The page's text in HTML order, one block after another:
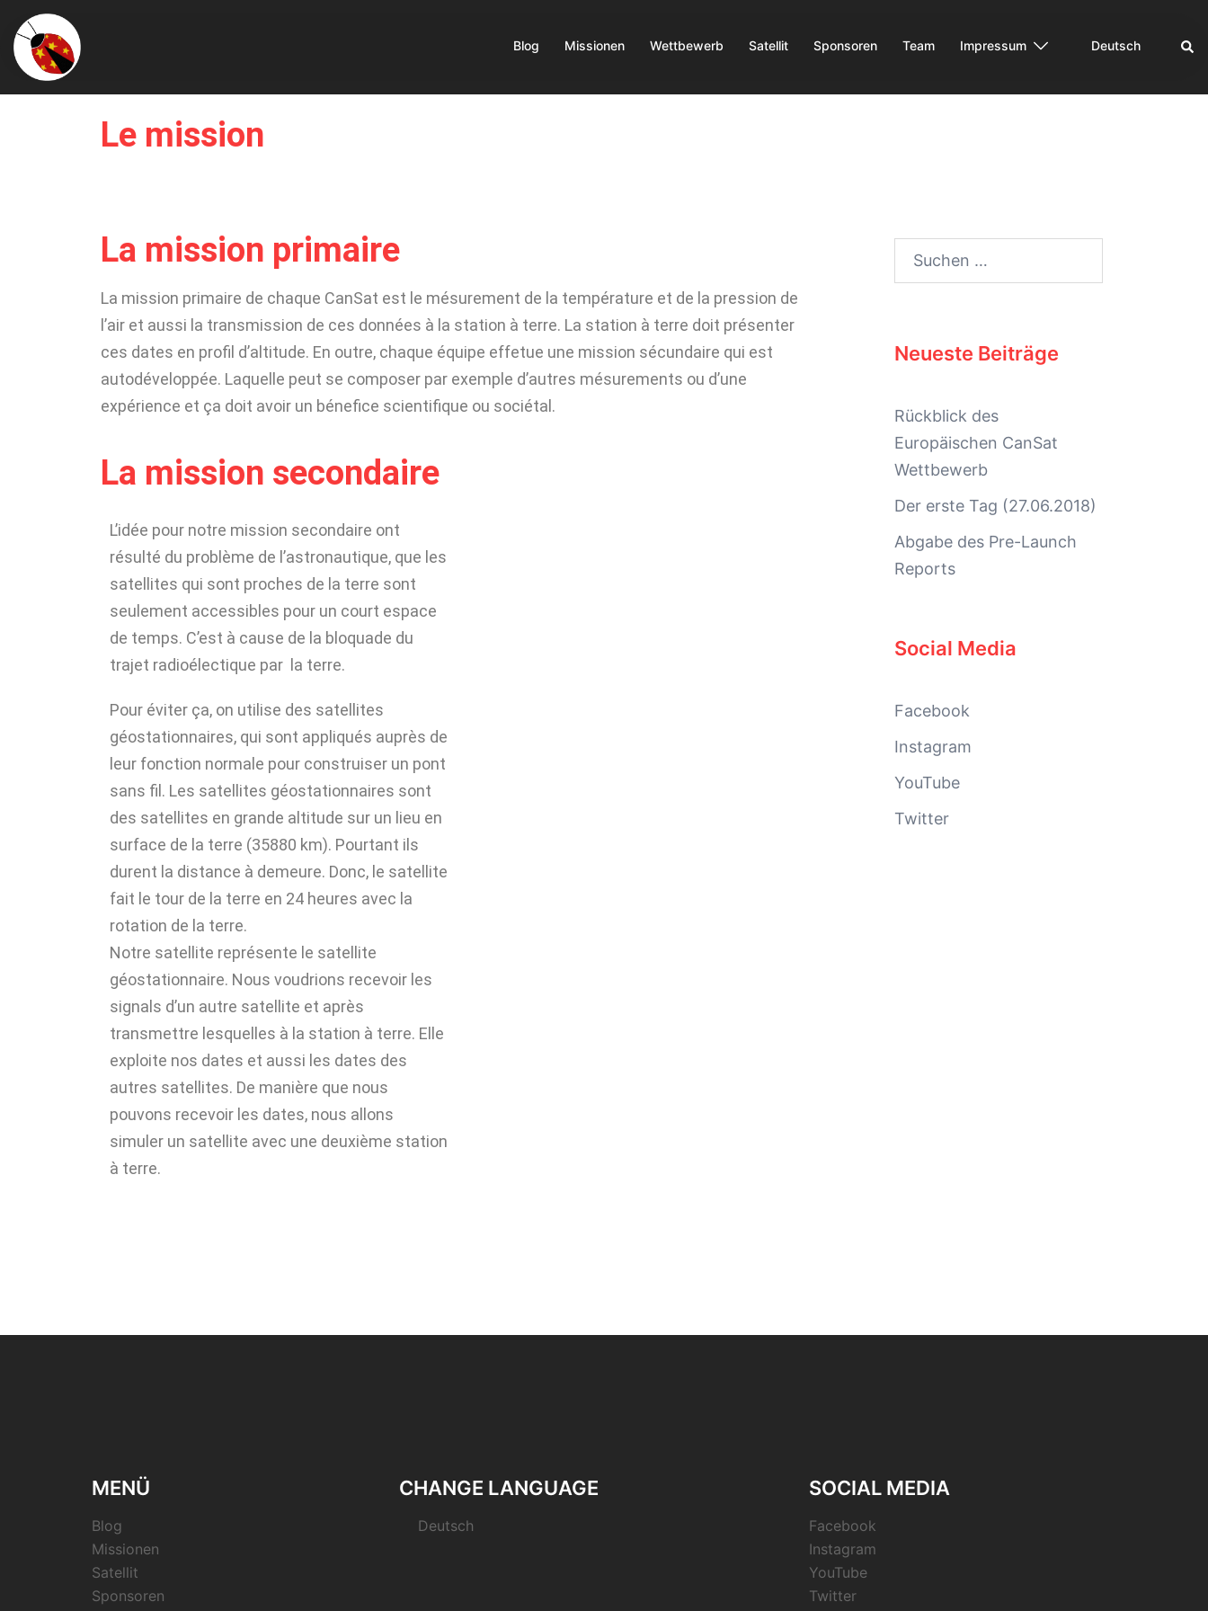
Blog Missionen Wettbewerb Satellit Sponsoren Team Impressum Deutsch
Le mission
La mission primaire
La mission primaire de chaque CanSat est le mésurement de la température et de la pression de
l’air et aussi la transmission de ces données à la station à terre. La station à terre doit présenter
ces dates en profil d’altitude. En outre, chaque équipe effetue une mission sécundaire qui est
autodéveloppée. Laquelle peut se composer par exemple d’autres mésurements ou d’une
expérience et ça doit avoir un bénefice scientifique ou sociétal.
La mission secondaire
L’idée pour notre mission secondaire ont
résulté du problème de l’astronautique, que les
satellites qui sont proches de la terre sont
seulement accessibles pour un court espace
de temps. C’est à cause de la bloquade du
trajet radioélectique par la terre.
Pour éviter ça, on utilise des satellites
géostationnaires, qui sont appliqués auprès de
leur fonction normale pour construiser un pont
sans fil. Les satellites géostationnaires sont
des satellites en grande altitude sur un lieu en
surface de la terre (35880 km). Pourtant ils
durent la distance à demeure. Donc, le satellite
fait le tour de la terre en 24 heures avec la
rotation de la terre.
Notre satellite représente le satellite
géostationnaire. Nous voudrions recevoir les
signals d’un autre satellite et après
transmettre lesquelles à la station à terre. Elle
exploite nos dates et aussi les dates des
autres satellites. De manière que nous
pouvons recevoir les dates, nous allons
simuler un satellite avec une deuxième station
à terre.
Neueste Beiträge
Rückblick des
Europäischen CanSat
Wettbewerb
Der erste Tag (27.06.2018)
Abgabe des Pre-Launch
Reports
Social Media
Facebook
Instagram
YouTube
Twitter
MENÜ
Blog
Missionen
Satellit
Sponsoren
SOCIAL MEDIA
Facebook
Instagram
YouTube
Twitter
CHANGE LANGUAGE
Deutsch